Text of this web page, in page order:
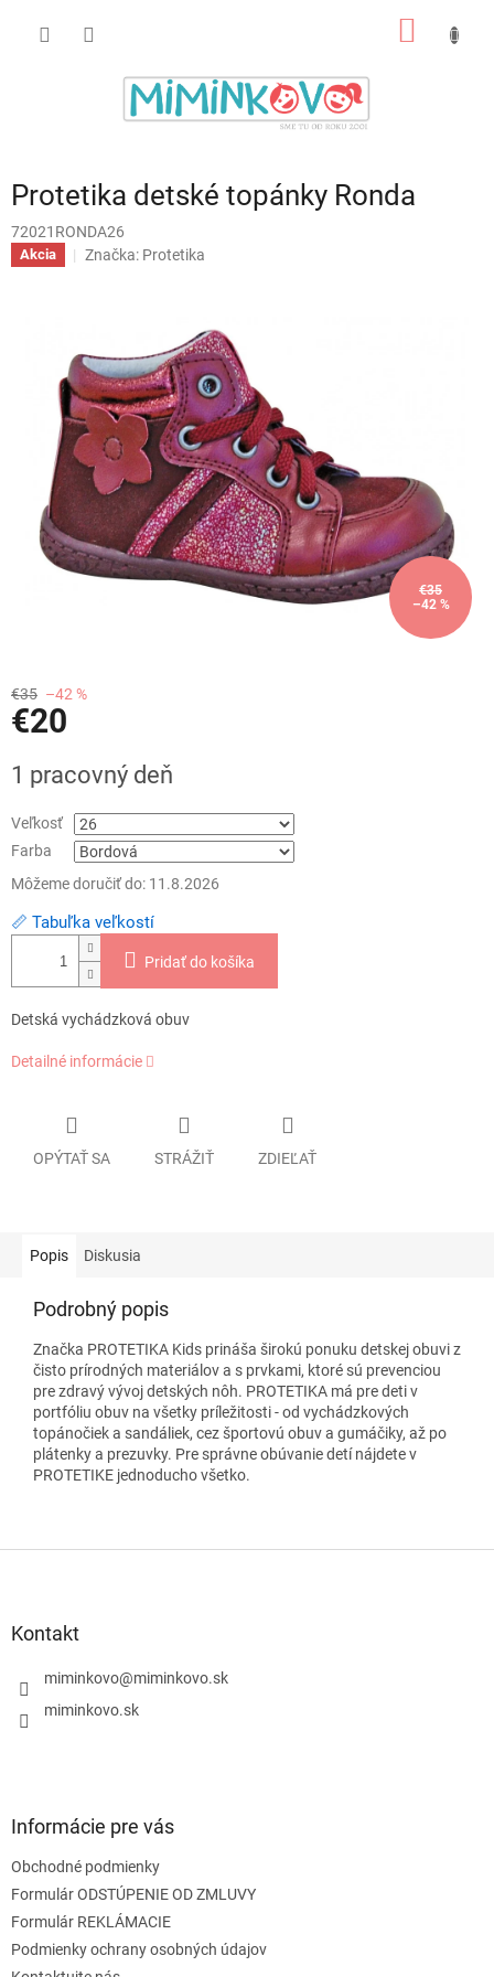
Protetika detské topánky Ronda
72021RONDA26
Akcia Značka: Protetika
€35
–42 %
€35 –42 %
€20
cena:
1 pracovný deň
Veľkosť
Farba
Môžeme doručiť do: 11.8.2026
📏 Tabuľka veľkostí
Pridať do košíka
Detská vychádzková obuv
Detailné informácie
OPÝTAŤ SA STRÁŽIŤ ZDIEĽAŤ
Popis Diskusia
Podrobný popis
Značka PROTETIKA Kids prináša širokú ponuku detskej obuvi z
čisto prírodných materiálov a s prvkami, ktoré sú prevenciou
pre zdravý vývoj detských nôh. PROTETIKA má pre deti v
portfóliu obuv na všetky príležitosti - od vychádzkových
topánočiek a sandáliek, cez športovú obuv a gumáčiky, až po
plátenky a prezuvky. Pre správne obúvanie detí nájdete v
PROTETIKE jednoducho všetko.
Kontakt
miminkovo@miminkovo.sk
miminkovo.sk
Informácie pre vás
Obchodné podmienky
Formulár ODSTÚPENIE OD ZMLUVY
Formulár REKLÁMACIE
Podmienky ochrany osobných údajov